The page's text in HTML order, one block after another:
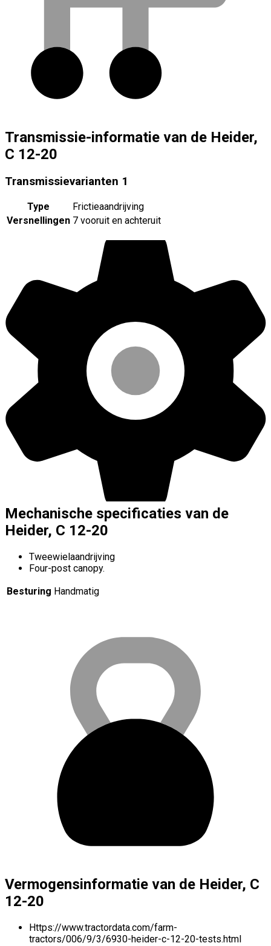
Transmissie-informatie van de Heider,
C 12-20
Transmissievarianten 1
Type
Frictieaandrijving
Versnellingen 7 vooruit en achteruit
Mechanische specificaties van de
Heider, C 12-20
Tweewielaandrijving
Four-post canopy.
Besturing Handmatig
Vermogensinformatie van de Heider, C
12-20
Https://www.tractordata.com/farm-
tractors/006/9/3/6930-heider-c-12-20-tests.html